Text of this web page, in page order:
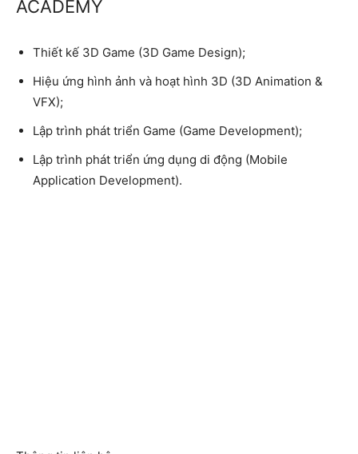
ACADEMY
Thiết kế 3D Game (3D Game Design);
Hiệu ứng hình ảnh và hoạt hình 3D (3D Animation &
VFX);
Lập trình phát triển Game (Game Development);
Lập trình phát triển ứng dụng di động (Mobile
Application Development).